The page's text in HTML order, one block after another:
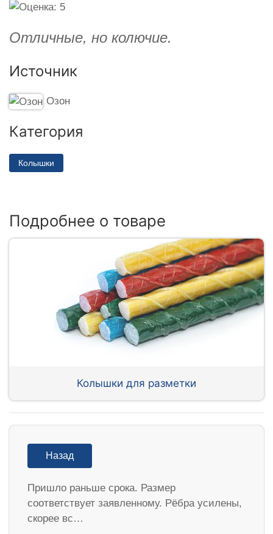
Отличные, но колючие.
Источник
Озон
Категория
Колышки
Подробнее о товаре
Колышки для разметки
Назад
Пришло раньше срока. Размер
соответствует заявленному. Рёбра усилены,
скорее вс…